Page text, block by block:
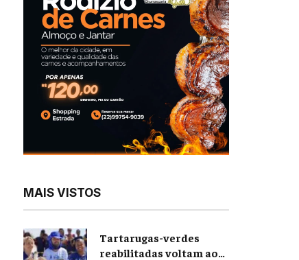
MAIS VISTOS
Tartarugas-verdes
reabilitadas voltam ao